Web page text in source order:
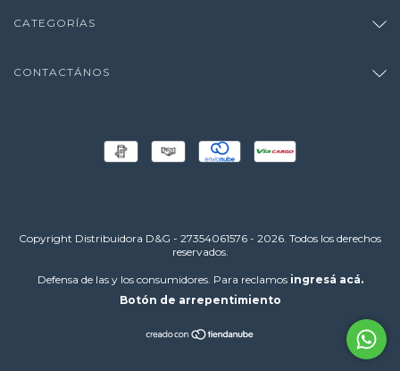
CATEGORÍAS
CONTACTÁNOS
Copyright Distribuidora D&G - 27354061576 - 2026. Todos los derechos
reservados.
Defensa de las y los consumidores. Para reclamos ingresá acá.
Botón de arrepentimiento